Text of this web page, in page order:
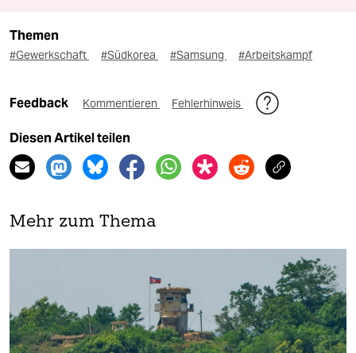
Themen
#Gewerkschaft #Südkorea #Samsung #Arbeitskampf
Feedback Kommentieren Fehlerhinweis
Diesen Artikel teilen
Mehr zum Thema